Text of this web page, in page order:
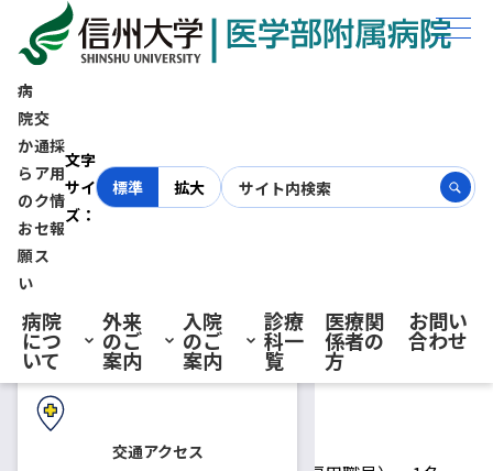
病
院
か
ら
の
お
願
い
交
通
ア
ク
セ
ス
採
用
情
報
文字
サイ
ズ：
標準 拡大
病院
につ
いて
外来
のご
案内
入院
のご
案内
診療
科一
覧
医療関
係者の
方
お問い
合わせ
ホーム
採用情報
特殊歯科・口腔外科 技能補佐員（短時間雇用職員） 募集 【締切：令
和4年11月30日（水）必着】
特殊歯科・口腔外科 技能補佐
員（短時間雇用職員） 募集
【締切：令和4年11月30日
（水）必着】
2022.11.01
入院・ご面会の方へ
交通アクセス